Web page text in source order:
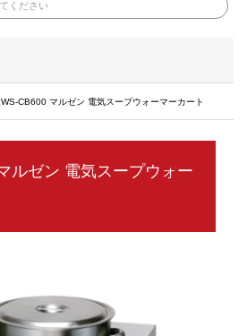
CB600 マルゼン 電気スープウォーマーカート
ルゼン 電気スープウォー